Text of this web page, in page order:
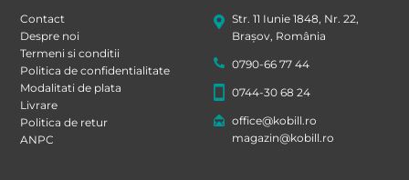
Contact
Despre noi
Termeni si conditii
Politica de confidentialitate
Modalitati de plata
Livrare
Politica de retur
ANPC
Str. 11 Iunie 1848, Nr. 22,
Brașov, România
0790-66 77 44
0744-30 68 24
office@kobill.ro
magazin@kobill.ro